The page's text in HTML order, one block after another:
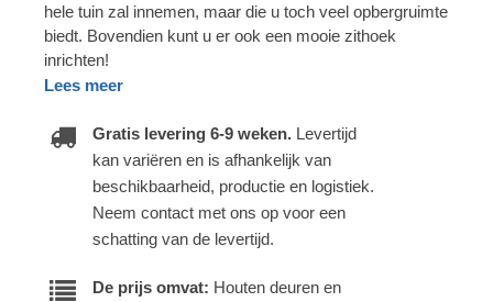
hele tuin zal innemen, maar die u toch veel opbergruimte
biedt. Bovendien kunt u er ook een mooie zithoek
inrichten!
Lees meer
Gratis levering 6-9 weken. Levertijd
kan variëren en is afhankelijk van
beschikbaarheid, productie en logistiek.
Neem contact met ons op voor een
schatting van de levertijd.
De prijs omvat: Houten deuren en